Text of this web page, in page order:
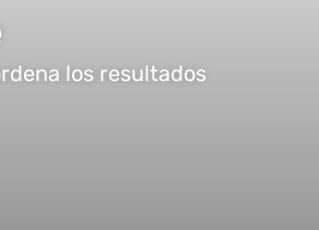
los resultados